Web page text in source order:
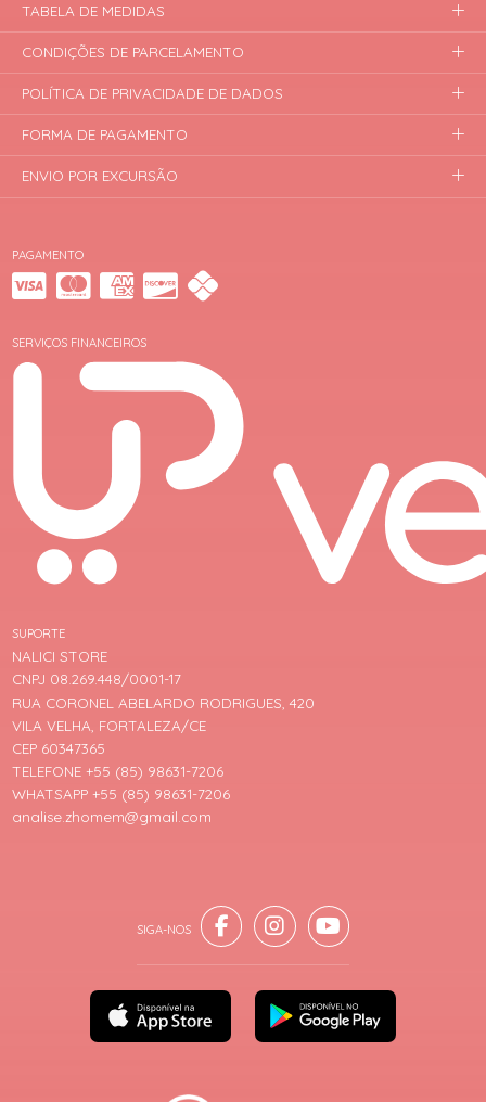
PAGAMENTO
SERVIÇOS FINANCEIROS
SUPORTE
NALICI STORE
CNPJ 08.269.448/0001-17
RUA CORONEL ABELARDO RODRIGUES, 420
VILA VELHA, FORTALEZA/CE
CEP 60347365
TELEFONE +55 (85) 98631-7206
WHATSAPP +55 (85) 98631-7206
analise.zhomem@gmail.com
TABELA DE MEDIDAS
CONDIÇÕES DE PARCELAMENTO
POLÍTICA DE PRIVACIDADE DE DADOS
FORMA DE PAGAMENTO
ENVIO POR EXCURSÃO